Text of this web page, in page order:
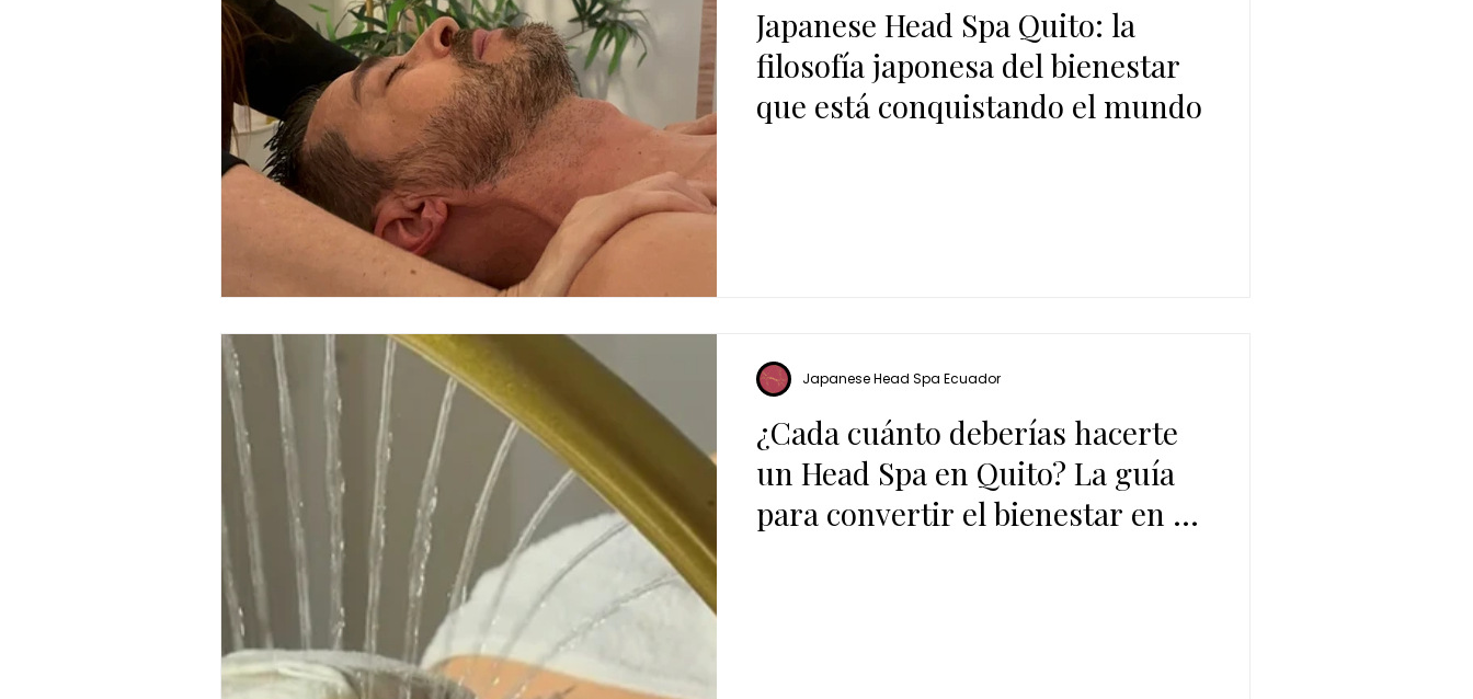
Japanese Head Spa Quito: la
filosofía japonesa del bienestar
que está conquistando el mundo
¿Cada cuánto deberías hacerte
un Head Spa en Quito? La guía
para convertir el bienestar en un
Japanese Head Spa Ecuador